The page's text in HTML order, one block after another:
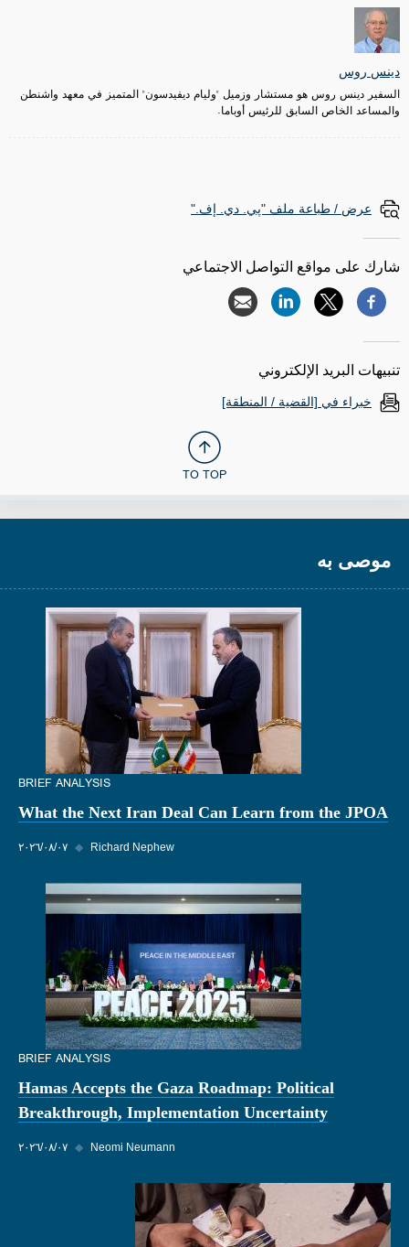
دينس روس
السفير دينس روس هو مستشار وزميل "وليام ديفيدسون" المتميز في معهد واشنطن
والمساعد الخاص السابق للرئيس أوباما.
عرض / طباعة ملف "پي. دي. إف."
شارك على مواقع التواصل الاجتماعي
تنبيهات البريد الإلكتروني
خبراء في [القضية / المنطقة]
TO TOP
موصى به
BRIEF ANALYSIS
What the Next Iran Deal Can Learn from the JPOA
٠٧‏/٠٨‏/٢٠٢٦ ◆ Richard Nephew
BRIEF ANALYSIS
Hamas Accepts the Gaza Roadmap: Political
Breakthrough, Implementation Uncertainty
٠٧‏/٠٨‏/٢٠٢٦ ◆ Neomi Neumann